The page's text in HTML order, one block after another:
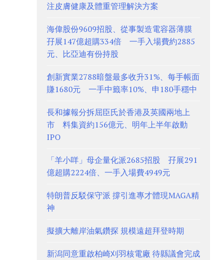
注皮膚健康及體重管理解決方案
海偉股份9609招股、從事製造電容器薄膜
孖展147億超購334倍 一手入場費約2885
元、比亞迪有份持股
創新實業2788暗盤最多收升31%、每手帳面
賺1680元 一手中籤率10%、申180手穩中
長和據報分拆屈臣氏於香港及英國兩地上
市 料集資約156億元、明年上半年啟動
IPO
「羊小咩」母企量化派2685招股 孖展291
億超購2224倍、一手入場費4949元
特朗普反駁保守派 撐引進專才體現MAGA精
神
擬擴大離岸油氣鑽探 規模遠超拜登時期
新潟同意重啟柏崎刈羽核電廠 待縣議會完成